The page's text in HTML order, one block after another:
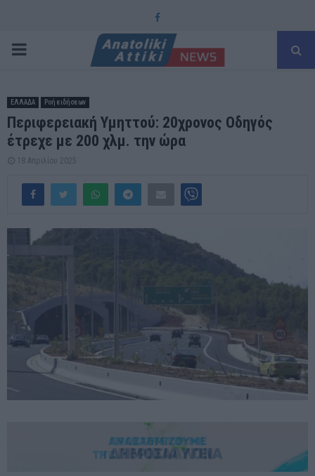
Facebook
PRIMARY
ΕΛΛΑΔΑ Ροή ειδήσεων
Περιφερειακή Υμηττού: 20χρονος Οδηγός
έτρεχε με 200 χλμ. την ώρα
18 Απριλίου 2025